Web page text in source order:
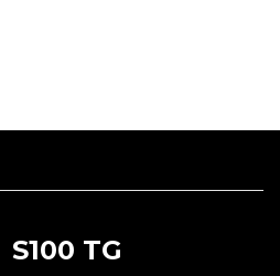
TG